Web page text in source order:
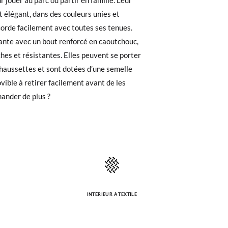
de plus ?
Si vous avez passé commande en tant
commande ainsi que l'adresse e-mail
dans votre boîte de réception.
poste en utilisant l'étiquette fournie,
28
16,60 17,30 17,90 18,60
17,30 18,00 18,60 19,30
6,95 7,10 7,25 7,40
INTÉRIEUR À TEXTILE